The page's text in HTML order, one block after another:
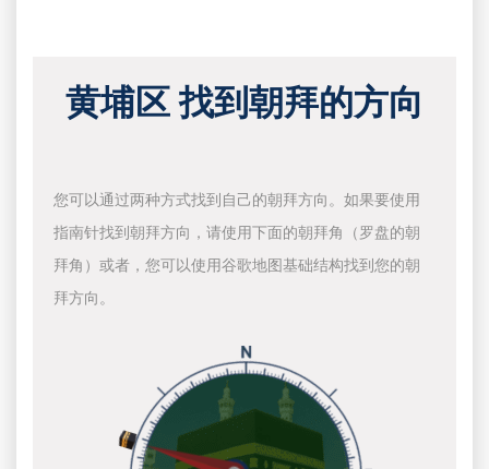
黄埔区 找到朝拜的方向
您可以通过两种方式找到自己的朝拜方向。如果要使用
指南针找到朝拜方向，请使用下面的朝拜角（罗盘的朝
拜角）或者，您可以使用谷歌地图基础结构找到您的朝
拜方向。